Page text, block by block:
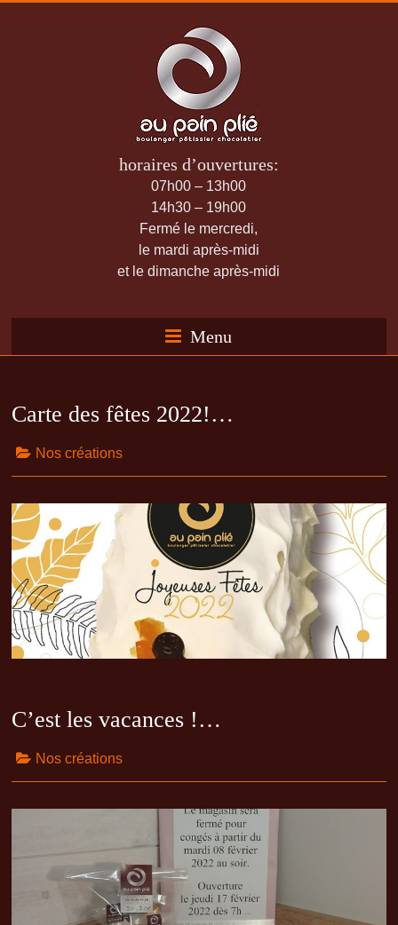
horaires d’ouvertures:
07h00 – 13h00
14h30 – 19h00
Fermé le mercredi,
le mardi après-midi
et le dimanche après-midi
Menu
Carte des fêtes 2022!…
Nos créations
C’est les vacances !…
Nos créations